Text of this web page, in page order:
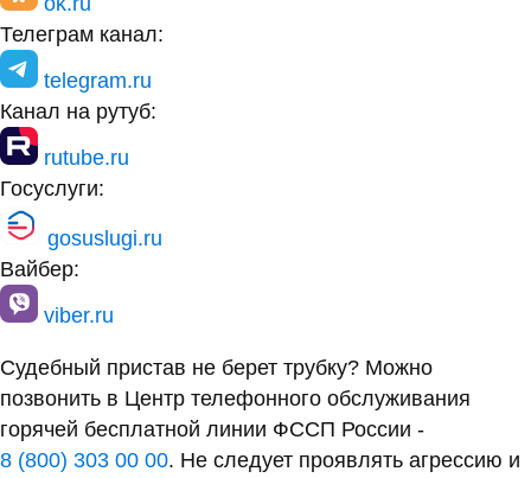
Телеграм канал:
telegram.ru
Канал на рутуб:
rutube.ru
Госуслуги:
gosuslugi.ru
Вайбер:
viber.ru
Судебный пристав не берет трубку? Можно
позвонить в Центр телефонного обслуживания
горячей бесплатной линии ФССП России -
8 (800) 303 00 00. Не следует проявлять агрессию и